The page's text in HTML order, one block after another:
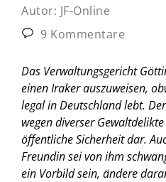
Autor: JF-Online
9 Kommentare
Das Verwaltungsgericht
einen Iraker auszuweisen,
legal in Deutschland lebt.
wegen diverser
öffentliche Sicherheit dar.
Freundin sei von ihm
ein Vorbild sein, ändere